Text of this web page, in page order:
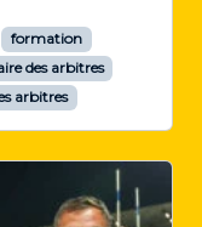
formation
des arbitres
arbitres